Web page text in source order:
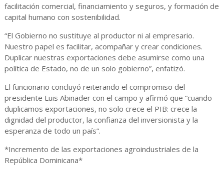
facilitación comercial, financiamiento y seguros, y formación de
capital humano con sostenibilidad.
“El Gobierno no sustituye al productor ni al empresario.
Nuestro papel es facilitar, acompañar y crear condiciones.
Duplicar nuestras exportaciones debe asumirse como una
política de Estado, no de un solo gobierno”, enfatizó.
El funcionario concluyó reiterando el compromiso del
presidente Luis Abinader con el campo y afirmó que “cuando
duplicamos exportaciones, no solo crece el PIB: crece la
dignidad del productor, la confianza del inversionista y la
esperanza de todo un país”.
*Incremento de las exportaciones agroindustriales de la
República Dominicana*